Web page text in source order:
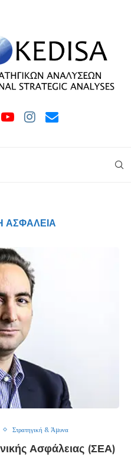
ΑΣΦΆΛΕΙΑ
Στρατηγική & Άμυνα
Ασφάλειας (ΣΕΑ)